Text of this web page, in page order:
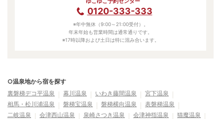
0120-333-333
※年中無休（9:00～21:00受付）。
年末年始も営業時間は通常通りです。
※17時以降および土日は特に混み合います。
○温泉地から宿を探す
裏磐梯デコ平温泉
幕川温泉 いわき藤間温泉
宮下温泉
相馬・松川浦温泉
磐梯宝温泉 磐梯横向温泉
表磐梯温泉
二岐温泉
会津西山温泉 泉崎さつき温泉 会津神指温泉
猫魔温泉